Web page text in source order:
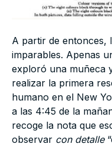
A partir de entonces,
imparables. Apenas
exploró una muñeca
realizar la primera
humano en el New
a las 4:45 de la
recoge la nota que
observar con detalle